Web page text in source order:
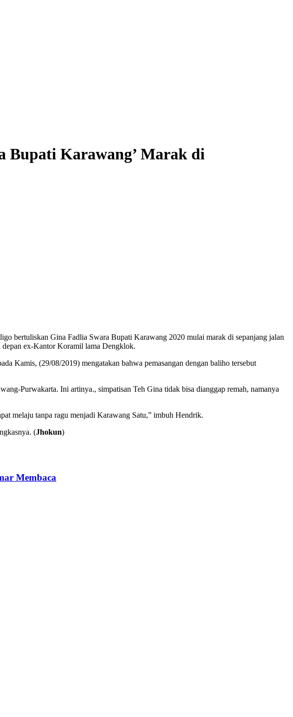
Bupati Karawang’ Marak di
bertuliskan Gina Fadlia Swara Bupati Karawang 2020 mulai marak di sepanjang jalan
depan ex-Kantor Koramil lama Dengklok.
Kamis, (29/08/2019) mengatakan bahwa pemasangan dengan baliho tersebut
Purwakarta. Ini artinya., simpatisan Teh Gina tidak bisa dianggap remah, namanya
melaju tanpa ragu menjadi Karawang Satu,” imbuh Hendrik.
(Jhokun)
Membaca